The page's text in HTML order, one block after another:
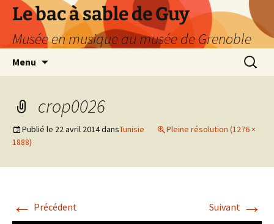
Le bac à sable de Guy
Musée en musique au musée de Grenoble
Menu
crop0026
Publié le 22 avril 2014dansTunisie
Pleine résolution (1276 ×
1888)
← Précédent Suivant →